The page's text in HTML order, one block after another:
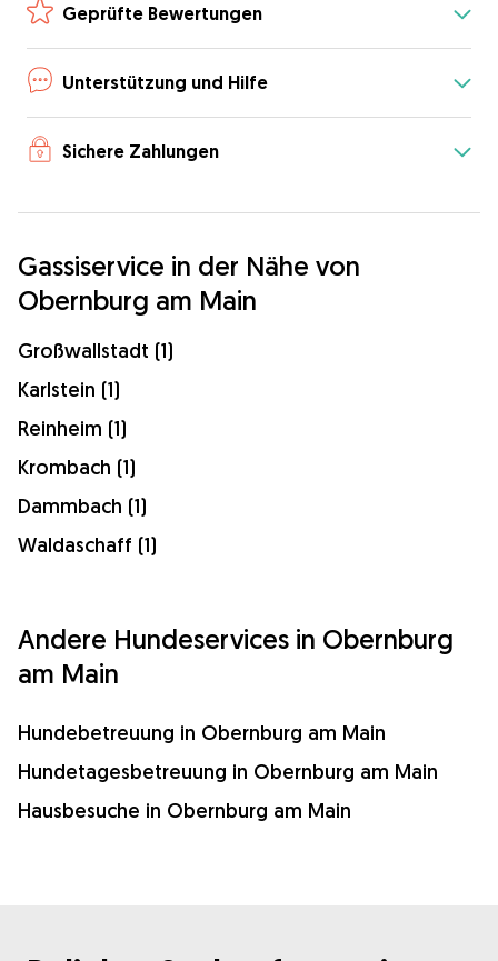
Geprüfte Bewertungen
Unterstützung und Hilfe
Sichere Zahlungen
Gassiservice in der Nähe von
Obernburg am Main
Großwallstadt (1)
Karlstein (1)
Reinheim (1)
Krombach (1)
Dammbach (1)
Waldaschaff (1)
Andere Hundeservices in Obernburg
am Main
Hundebetreuung in Obernburg am Main
Hundetagesbetreuung in Obernburg am Main
Hausbesuche in Obernburg am Main